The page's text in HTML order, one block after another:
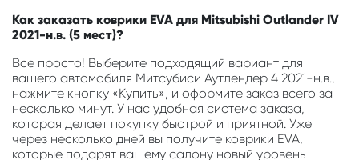
Как заказать коврики EVA для Mitsubishi Outlander IV
2021-н.в. (5 мест)?
Все просто! Выберите подходящий вариант для
вашего автомобиля Митсубиси Аутлендер 4 2021-н.в.,
нажмите кнопку «Купить», и оформите заказ всего за
несколько минут. У нас удобная система заказа,
которая делает покупку быстрой и приятной. Уже
через несколько дней вы получите коврики EVA,
которые подарят вашему салону новый уровень